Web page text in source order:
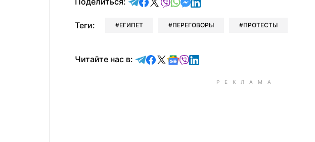
Теги: ЕГИПЕТ ПЕРЕГОВОРЫ ПРОТЕСТЫ
Читайте нас в: Читайте в Telegram
Читайте в Facebook
Читайте в X
Читайте в Google news
Читайте в Viber
Читайте в LinkedIn